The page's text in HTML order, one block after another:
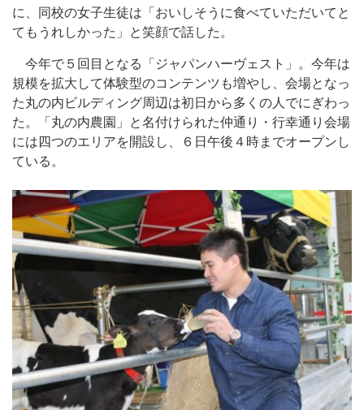
に、同校の女子生徒は「おいしそうに食べていただいてと
てもうれしかった」と笑顔で話した。
今年で５回目となる「ジャパンハーヴェスト」。今年は
規模を拡大して体験型のコンテンツも増やし、会場となっ
た丸の内ビルディング周辺は初日から多くの人でにぎわっ
た。「丸の内農園」と名付けられた仲通り・行幸通り会場
には四つのエリアを開設し、６日午後４時までオープンし
ている。